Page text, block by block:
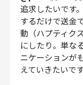
追求したいです
するだけで送金
動（ハプティク
にしたり。単な
ニケーションが
えていきたいで